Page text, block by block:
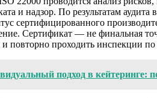
и надзор. По результатам
сертифицированного
Сертификат — не финальная
повторно проходить инспекции
подход в кейтеринге: